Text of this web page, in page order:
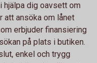
hjälpa dig oavsett om
att ansöka om lånet
erbjuder finansiering
på plats i butiken.
enkel och trygg